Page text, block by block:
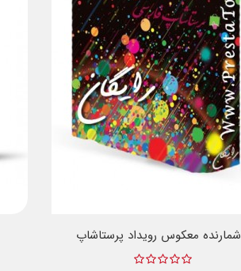
شمارنده معکوس رویداد پرستاشاپ